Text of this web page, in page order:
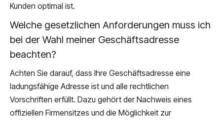
Kunden optimal ist.
Welche gesetzlichen Anforderungen muss ich
bei der Wahl meiner Geschäftsadresse
beachten?
Achten Sie darauf, dass Ihre Geschäftsadresse eine
ladungsfähige Adresse ist und alle rechtlichen
Vorschriften erfüllt. Dazu gehört der Nachweis eines
offiziellen Firmensitzes und die Möglichkeit zur